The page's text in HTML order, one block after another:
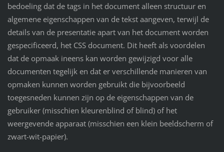
bedoeling dat de tags in het document alleen structuur en
algemene eigenschappen van de tekst aangeven, terwijl de
details van de presentatie apart van het document worden
gespecificeerd, het CSS document. Dit heeft als voordelen
dat de opmaak ineens kan worden gewijzigd voor alle
documenten tegelijk en dat er verschillende manieren van
opmaken kunnen worden gebruikt die bijvoorbeeld
toegesneden kunnen zijn op de eigenschappen van de
gebruiker (misschien kleurenblind of blind) of het
weergevende apparaat (misschien een klein beeldscherm of
zwart-wit-papier).